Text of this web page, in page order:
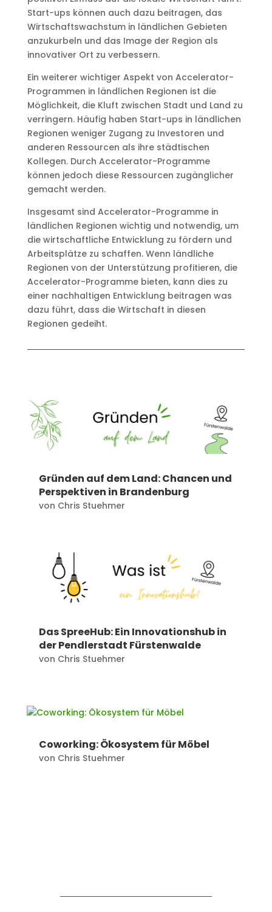
Start-ups können auch dazu beitragen, das
Wirtschaftswachstum in ländlichen Gebieten
anzukurbeln und das Image der Region als
innovativer Ort zu verbessern.
Ein weiterer wichtiger Aspekt von Accelerator-
Programmen in ländlichen Regionen ist die
Möglichkeit, die Kluft zwischen Stadt und Land zu
verringern. Häufig haben Start-ups in ländlichen
Regionen weniger Zugang zu Investoren und
anderen Ressourcen als ihre städtischen
Kollegen. Durch Accelerator-Programme
können jedoch diese Ressourcen zugänglicher
gemacht werden.
Insgesamt sind Accelerator-Programme in
ländlichen Regionen wichtig und notwendig, um
die wirtschaftliche Entwicklung zu fördern und
Arbeitsplätze zu schaffen. Wenn ländliche
Regionen von der Unterstützung profitieren, die
Accelerator-Programme bieten, kann dies zu
einer nachhaltigen Entwicklung beitragen was
dazu führt, dass die Wirtschaft in diesen
Regionen gedeiht.
Gründen auf dem Land: Chancen und
Perspektiven in Brandenburg
von Chris Stuehmer
Das SpreeHub: Ein Innovationshub in
der Pendlerstadt Fürstenwalde
von Chris Stuehmer
Coworking: Ökosystem für Möbel
von Chris Stuehmer